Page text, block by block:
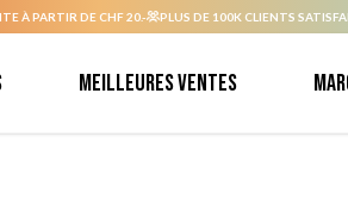
À PARTIR DE CHF 20.- PLUS DE 100K CLIENTS
Meilleures ventes